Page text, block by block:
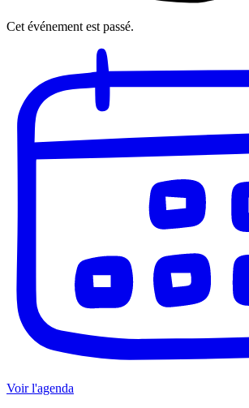
Cet événement est passé.
Voir l'agenda